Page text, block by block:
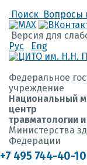
Поиск Вопросы
Версия для
Рус
Eng
Федеральное
учреждение
Национальный
центр
травматологии
Министерства
Федерации
+7 495 744-40-10